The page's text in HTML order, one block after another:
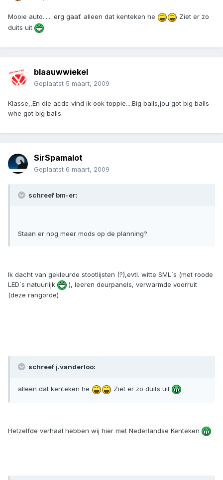
Mooie auto...... erg gaaf. alleen dat kenteken he
Ziet er zo
duits uit
blaauwwiekel
Geplaatst 5 maart, 2009
Klasse,,En die acdc vind ik ook toppie....Big balls,jou got big balls
whe got big balls.
SirSpamalot
Geplaatst 6 maart, 2009
schreef bm-er:
Staan er nog meer mods op de planning?
Ik dacht van gekleurde stootlijsten (?),evtl. witte SML´s (met roode
LED´s natuurlijk
), leeren deurpanels, verwarmde voorruit
(deze rangorde)
schreef j.vanderloo:
alleen dat kenteken he Ziet er zo duits uit
Hetzelfde verhaal hebben wij hier met Nederlandse Kenteken